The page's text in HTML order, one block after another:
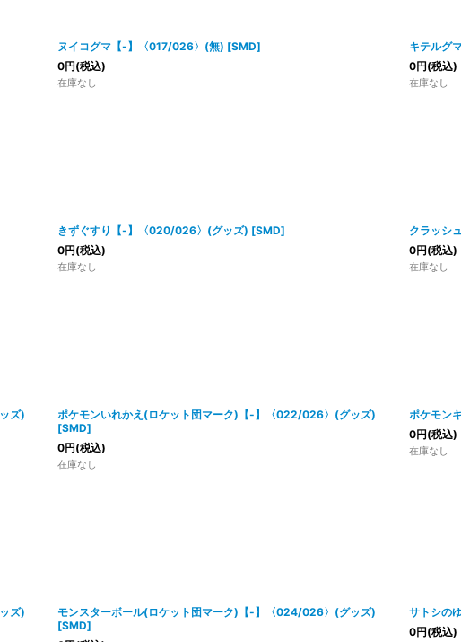
ヌイコグマ【-】〈017/026〉(無) [SMD]
0円(税込)
在庫なし
キテルグ
0円(税込)
在庫なし
きずぐすり【-】〈020/026〉(グッズ) [SMD]
0円(税込)
在庫なし
クラッシ
0円(税込)
在庫なし
ズ)
ポケモンいれかえ(ロケット団マーク)【-】〈022/026〉(グッズ)
[SMD]
0円(税込)
在庫なし
ポケモン
0円(税込)
在庫なし
ズ)
モンスターボール(ロケット団マーク)【-】〈024/026〉(グッズ)
[SMD]
サトシの
0円(税込)